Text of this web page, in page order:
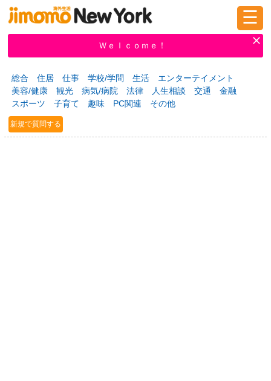
新規登録
掲示板 タウン情報 教えて！
☰
Ｗｅｌｃｏｍｅ！
総合 住居 仕事 学校/学問 生活
エンターテイメント
美容/健康
観光 病気/病院 法律 人生相談 交通
金融
スポーツ
子育て 趣味 PC関連 その他
新規で質問する